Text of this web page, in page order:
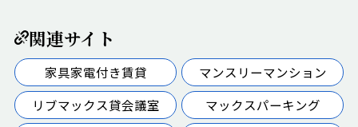
関連サイト
家具家電付き賃貸
マンスリーマンション
リブマックス貸会議室
マックスパーキング